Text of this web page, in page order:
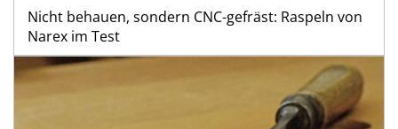
Nicht behauen, sondern CNC-gefräst: Raspeln von
Narex im Test